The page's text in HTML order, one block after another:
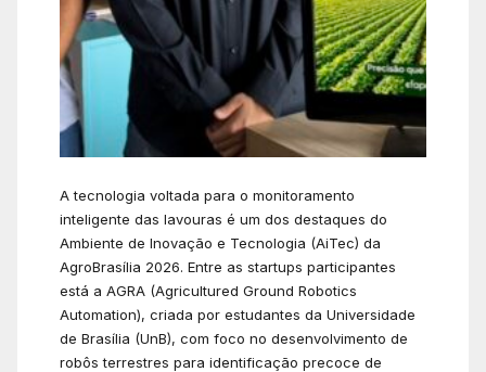
A tecnologia voltada para o monitoramento
inteligente das lavouras é um dos destaques do
Ambiente de Inovação e Tecnologia (AiTec) da
AgroBrasília 2026. Entre as startups participantes
está a AGRA (Agricultured Ground Robotics
Automation), criada por estudantes da Universidade
de Brasília (UnB), com foco no desenvolvimento de
robôs terrestres para identificação precoce de